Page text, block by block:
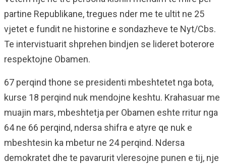
partine Republikane, tregues nder me te ultit ne 25
vjetet e fundit ne historine e sondazheve te Nyt/Cbs.
Te intervistuarit shprehen bindjen se lideret boterore
respektojne Obamen.
67 perqind thone se presidenti mbeshtetet nga bota,
kurse 18 perqind nuk mendojne keshtu. Krahasuar me
muajin mars, mbeshtetja per Obamen eshte rritur nga
64 ne 66 perqind, ndersa shifra e atyre qe nuk e
mbeshtesin ka mbetur ne 24 perqind. Ndersa
demokratet dhe te pavarurit vleresojne punen e tij, nje